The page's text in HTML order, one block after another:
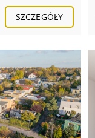
SZCZEGÓŁY